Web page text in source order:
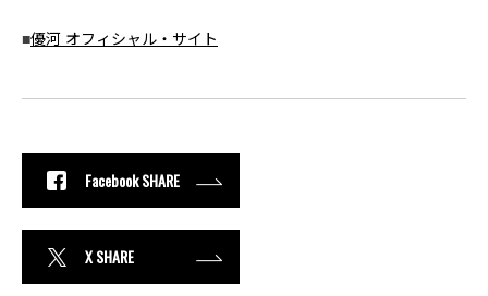
■優河 オフィシャル・サイト
Facebook SHARE
X SHARE